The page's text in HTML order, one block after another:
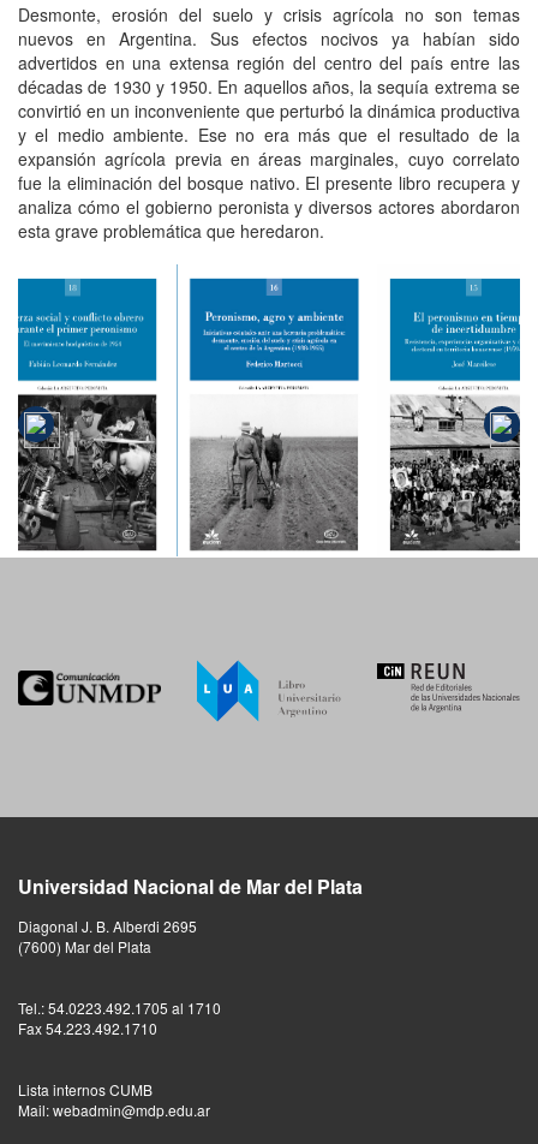
Desmonte, erosión del suelo y crisis agrícola no son temas
nuevos en Argentina. Sus efectos nocivos ya habían sido
advertidos en una extensa región del centro del país entre las
décadas de 1930 y 1950. En aquellos años, la sequía extrema se
convirtió en un inconveniente que perturbó la dinámica productiva
y el medio ambiente. Ese no era más que el resultado de la
expansión agrícola previa en áreas marginales, cuyo correlato
fue la eliminación del bosque nativo. El presente libro recupera y
analiza cómo el gobierno peronista y diversos actores abordaron
esta grave problemática que heredaron.
Fuerza
social y
conflicto
obrero
durante el
primer
peronismo
Peronismo,
ambiente
El peronismo
en tiempos
de
incertidumbre
Universidad Nacional de Mar del Plata
Diagonal J. B. Alberdi 2695
(7600) Mar del Plata
Tel.: 54.0223.492.1705 al 1710
Fax 54.223.492.1710
Lista internos CUMB
Mail: webadmin@mdp.edu.ar